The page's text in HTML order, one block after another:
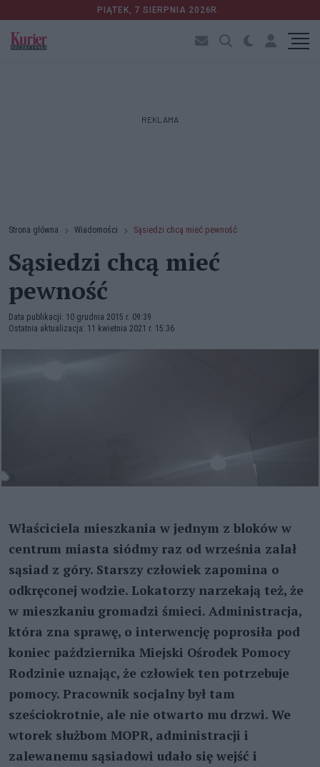
PIĄTEK, 7 SIERPNIA 2026R.
REKLAMA
Strona główna Wiadomości Sąsiedzi chcą mieć pewność
Sąsiedzi chcą mieć
pewność
Data publikacji: 10 grudnia 2015 r. 09:39
Ostatnia aktualizacja: 11 kwietnia 2021 r. 15:36
Właściciela mieszkania w jednym z bloków w
centrum miasta siódmy raz od września zalał
sąsiad z góry. Starszy człowiek zapomina o
odkręconej wodzie. Lokatorzy narzekają też, że
w mieszkaniu gromadzi śmieci. Administracja,
która zna sprawę, o interwencję poprosiła pod
koniec października Miejski Ośrodek Pomocy
Rodzinie uznając, że człowiek ten potrzebuje
pomocy. Pracownik socjalny był tam
sześciokrotnie, ale nie otwarto mu drzwi. We
wtorek służbom MOPR, administracji i
zalewanemu sąsiadowi udało się wejść i